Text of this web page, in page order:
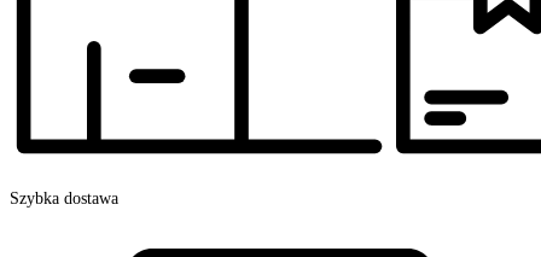
Szybka dostawa